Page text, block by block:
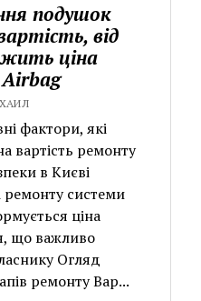
подушок
від
ціна
фактори, які
вартість ремонту
в Києві
ремонту системи
ціна
що важливо
Огляд
ремонту Вар...